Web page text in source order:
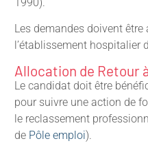
Les demandes doivent être
l’établissement hospitalier
Allocation de Retour
Le candidat doit être
pour suivre une action de
le reclassement
de Pôle emploi).